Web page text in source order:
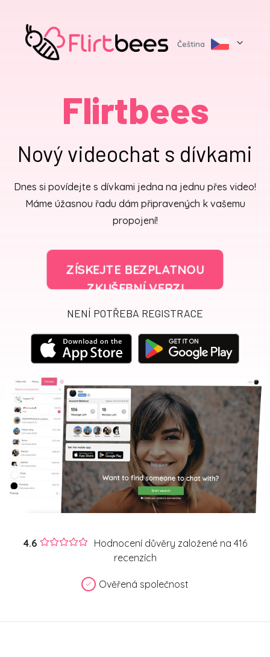
Čeština
Flirtbees
Nový videochat s dívkami
Dnes si povídejte s dívkami jedna na jednu přes video!
Máme úžasnou řadu dám připravených k vašemu
propojení!
ZÍSKEJTE BEZPLATNOU
ZKUŠEBNÍ VERZI
NENÍ POTŘEBA REGISTRACE
4.6
Hodnocení důvěry založené na 416
recenzích
Ověřená společnost